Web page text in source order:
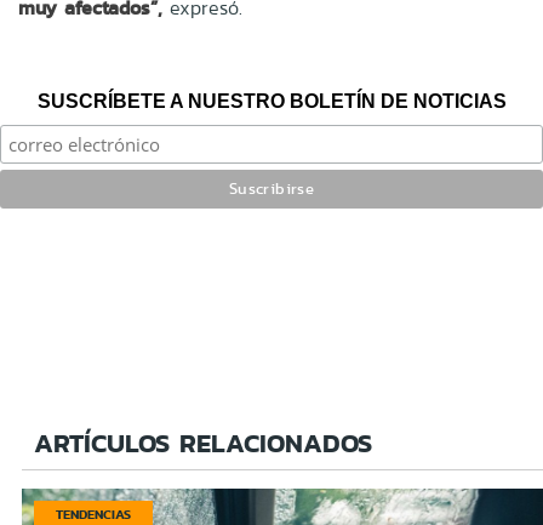
muy afectados”, expresó.
SUSCRÍBETE A NUESTRO BOLETÍN DE NOTICIAS
ARTÍCULOS RELACIONADOS
TENDENCIAS